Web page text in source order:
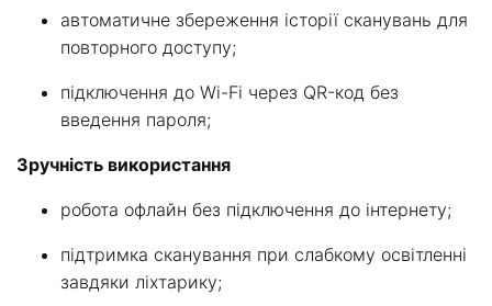
автоматичне збереження історії сканувань для
повторного доступу;
підключення до Wi-Fi через QR-код без
введення пароля;
Зручність використання
робота офлайн без підключення до інтернету;
підтримка сканування при слабкому освітленні
завдяки ліхтарику;